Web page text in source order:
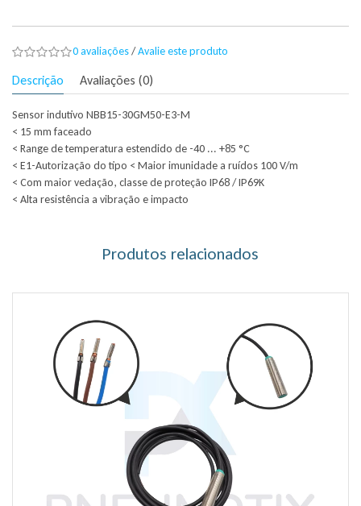
0 avaliações/Avalie este produto
Descrição Avaliações (0)
Sensor indutivo NBB15-30GM50-E3-M
< 15 mm faceado
< Range de temperatura estendido de -40 ... +85 °C
< E1-Autorização do tipo < Maior imunidade a ruídos 100 V/m
< Com maior vedação, classe de proteção IP68 / IP69K
< Alta resistência a vibração e impacto
Produtos relacionados